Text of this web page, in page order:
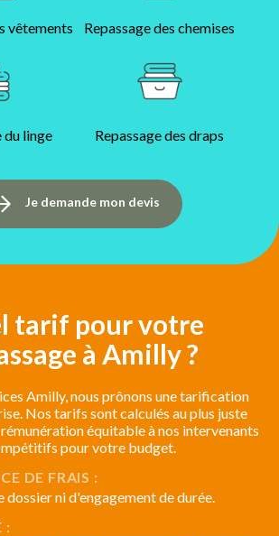
vêtements Repassage des chemises
du linge Repassage des draps
Je demande mon devis
tarif pour votre
à Amilly ?
Amilly, nous prônons une tarification
Nos tarifs sont calculés au plus juste
équitable à nos intervenants
pour votre budget.
DE FRAIS :
dossier ni d'engagement de durée.
: